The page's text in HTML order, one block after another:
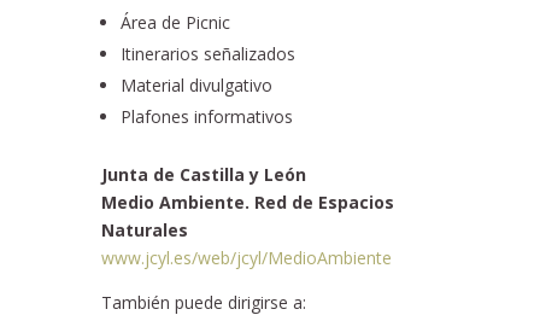
Área de Picnic
Itinerarios señalizados
Material divulgativo
Plafones informativos
Junta de Castilla y León
Medio Ambiente. Red de Espacios
Naturales
www.jcyl.es/web/jcyl/MedioAmbiente
También puede dirigirse a: